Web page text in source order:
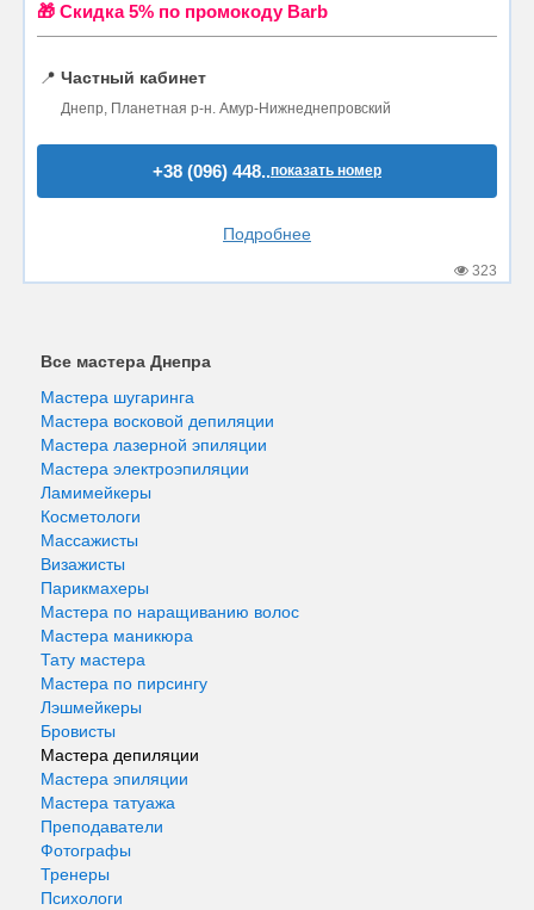
🎁 Cкидка 5% по промокоду Barb
📍 Частный кабинет
Днепр, Планетная р-н. Амур-Нижнеднепровский
+38 (096) 448..показать номер
Подробнее
323
Все мастера Днепра
Мастера шугаринга
Мастера восковой депиляции
Мастера лазерной эпиляции
Мастера электроэпиляции
Ламимейкеры
Косметологи
Массажисты
Визажисты
Парикмахеры
Мастера по наращиванию волос
Мастера маникюра
Тату мастера
Мастера по пирсингу
Лэшмейкеры
Бровисты
Мастера депиляции
Мастера эпиляции
Мастера татуажа
Преподаватели
Фотографы
Тренеры
Психологи